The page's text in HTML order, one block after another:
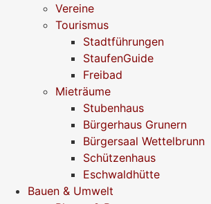
Vereine
Tourismus
Stadtführungen
StaufenGuide
Freibad
Mieträume
Stubenhaus
Bürgerhaus Grunern
Bürgersaal Wettelbrunn
Schützenhaus
Eschwaldhütte
Bauen & Umwelt